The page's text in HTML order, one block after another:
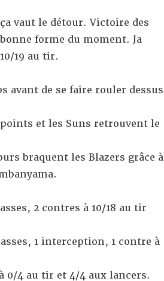
vaut le détour. Victoire des
forme du moment. Ja
19 au tir.
avant de se faire rouler dessus
et les Suns retrouvent le
braquent les Blazers grâce à
2 contres à 10/18 au tir
1 interception, 1 contre à
0/4 au tir et 4/4 aux lancers.